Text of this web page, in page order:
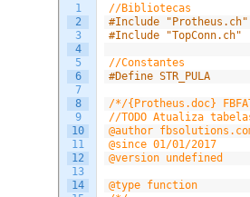
1
2
3
4
5
6
7
8
9
10
11
12
13
14
//Bibliotecas
#Include "Protheus.ch"
#Include "TopConn.ch"
//Constantes
/*/{Protheus.doc}
//TODO Atualiza
@author
@since 01/01/2017
@version undefined
@type function